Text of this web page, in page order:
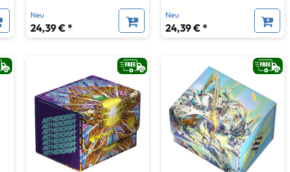
Aetherdrift - Hazoret,
Neu
24,39 € *
Aetherdrift - Revved-Up
Neu
24,39 € *